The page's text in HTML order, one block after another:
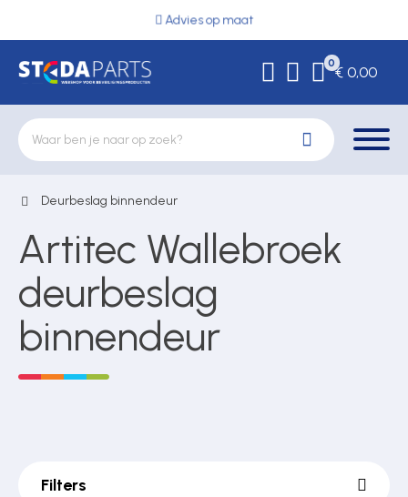
Advies op maat
0
€ 0,00
Deurbeslag
Elektrische vergrendeling
Hekwerkonderdelen
Deurbeslag binnendeur
Artitec Wallebroek
deurbeslag
binnendeur
Filters